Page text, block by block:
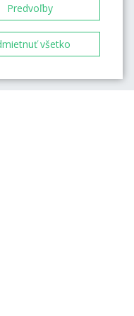
Predvoľby
všetko